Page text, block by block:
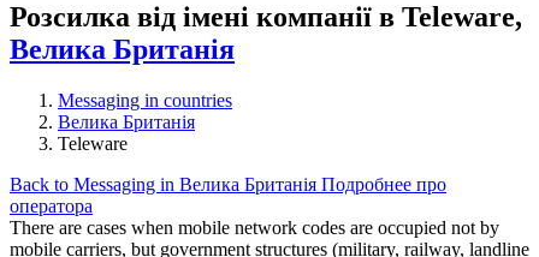
Розсилка від імені компанії в Teleware,
Велика Британія
Messaging in countries
Велика Британія
Teleware
Back to Messaging in Велика Британія Подробнее про
оператора
There are cases when mobile network codes are occupied not by
mobile carriers, but government structures (military, railway, landline